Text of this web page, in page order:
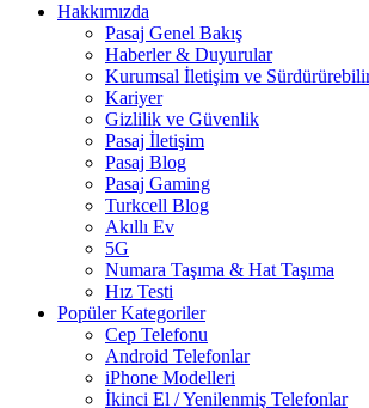
Hakkımızda
Pasaj Genel Bakış
Haberler & Duyurular
Kurumsal İletişim ve
Kariyer
Gizlilik ve Güvenlik
Pasaj İletişim
Pasaj Blog
Pasaj Gaming
Turkcell Blog
Akıllı Ev
5G
Numara Taşıma & Hat Taşıma
Hız Testi
Popüler Kategoriler
Cep Telefonu
Android Telefonlar
iPhone Modelleri
İkinci El / Yenilenmiş Telefonlar